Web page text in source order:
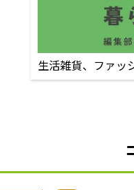
生活雑貨、ファッ